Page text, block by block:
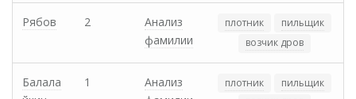
Рябов 2
Анализ
фамилии
плотник
пильщик
возчик дров
Балала
1
Анализ
плотник
пильщик